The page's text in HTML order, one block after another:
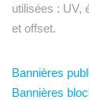
utilisées : UV,
et offset.
Bannières
Bannières